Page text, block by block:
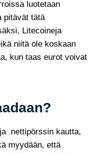
luotetaan
pitävät tätä
Litecoineja
niitä ole koskaan
kun taas eurot voivat
nettipörssin kautta,
myydään, että